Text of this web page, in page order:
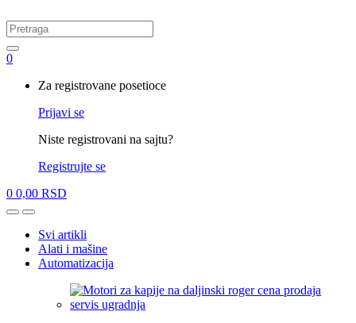
Search
for:
0
Za registrovane posetioce
Prijavi se
Niste registrovani na sajtu?
Registrujte se
0 0,00 RSD
OpenClose
Svi artikli
Alati i mašine
Automatizacija